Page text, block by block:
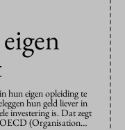
hun eigen opleiding te
hun geld liever in
investering is. Dat zegt
OECD (Organisation…